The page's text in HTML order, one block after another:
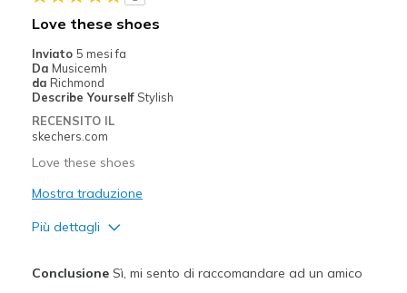
Travel
View On Shoes
Love these shoes
Inviato 5 mesi fa
Da Musicemh
da Richmond
Describe Yourself Stylish
RECENSITO IL
skechers.com
Love these shoes
Mostra traduzione
Più dettagli
ConclusioneSì, mi sento di raccomandare ad un amico